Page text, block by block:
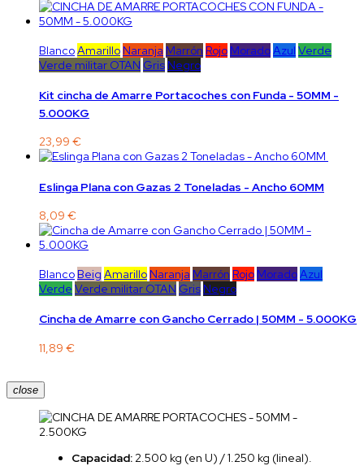
BlancoAmarillo Naranja Marrón Rojo MoradoAzul Verde
Verde militar OTAN Gris Negro
Kit cincha de Amarre Portacoches con Funda - 50MM -
5.000KG
23,99 €
Eslinga Plana con Gazas 2 Toneladas - Ancho 60MM
8,09 €
Blanco Beig Amarillo Naranja Marrón Rojo MoradoAzul
Verde Verde militar OTAN Gris Negro
Cincha de Amarre con Gancho Cerrado | 50MM - 5.000KG
11,89 €
close
Capacidad: 2.500 kg (en U) / 1.250 kg (lineal).